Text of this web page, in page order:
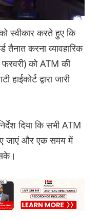
को स्वीकार करते हुए कि
तैनात करना व्यावहारिक
फरवरी) को ATM की
द्वारा जारी
दिया कि सभी ATM
जाएं और एक समय में